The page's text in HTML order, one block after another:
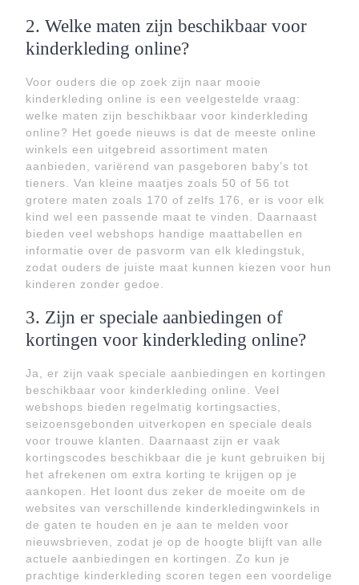
2. Welke maten zijn beschikbaar voor
kinderkleding online?
Voor ouders die op zoek zijn naar mooie
kinderkleding online is een veelgestelde vraag:
welke maten zijn beschikbaar voor kinderkleding
online? Het goede nieuws is dat de meeste online
winkels een uitgebreid assortiment maten
aanbieden, variërend van pasgeboren baby’s tot
tieners. Van kleine maatjes zoals 50 of 56 tot
grotere maten zoals 170 of zelfs 176, er is voor elk
kind wel een passende maat te vinden. Daarnaast
bieden veel webshops handige maattabellen en
informatie over de pasvorm van elk kledingstuk,
zodat ouders de juiste maat kunnen kiezen voor hun
kinderen zonder gedoe.
3. Zijn er speciale aanbiedingen of
kortingen voor kinderkleding online?
Ja, er zijn vaak speciale aanbiedingen en kortingen
beschikbaar voor kinderkleding online. Veel
webshops bieden regelmatig kortingsacties,
seizoensgebonden uitverkopen en speciale deals
voor trouwe klanten. Daarnaast zijn er vaak
kortingscodes beschikbaar die je kunt gebruiken bij
het afrekenen om extra korting te krijgen op je
aankopen. Het loont dus zeker de moeite om de
websites van verschillende kinderkledingwinkels in
de gaten te houden en je aan te melden voor
nieuwsbrieven, zodat je op de hoogte blijft van alle
actuele aanbiedingen en kortingen. Zo kun je
prachtige kinderkleding scoren tegen een voordelige